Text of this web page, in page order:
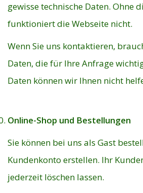
gewisse technische Daten. Ohne
funktioniert die Webseite nicht.
Wenn Sie uns kontaktieren,
Daten, die für Ihre Anfrage
Daten können wir Ihnen nicht
Online-Shop und Bestellungen
Sie können bei uns als Gast
Kundenkonto erstellen. Ihr
jederzeit löschen lassen.